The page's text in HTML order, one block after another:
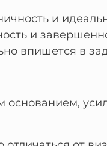
и
и
впишется в
основанием,